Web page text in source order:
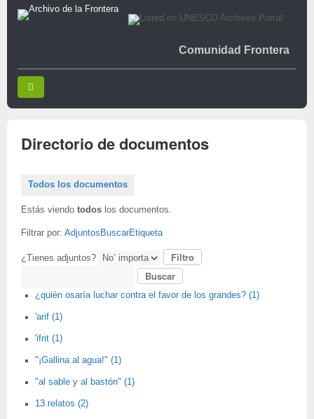
Comunidad Frontera
Directorio de documentos
Todos los documentos
Estás viendo todos los documentos.
Filtrar por: Adjuntos BuscarEtiqueta
¿Tienes adjuntos?
¿quién osaría luchar contra el favor de los grandes? (1)
'arif (1)
'ifrit (1)
"¡Gallina al agua!" (1)
"al sable y al bastón" (1)
13 relatos (2)